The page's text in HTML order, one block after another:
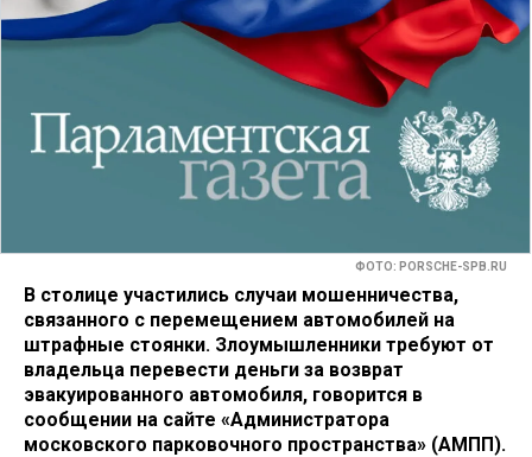
ФОТО: PORSCHE-SPB.RU
В столице участились случаи мошенничества,
связанного с перемещением автомобилей на
штрафные стоянки. Злоумышленники требуют от
владельца перевести деньги за возврат
эвакуированного автомобиля, говорится в
сообщении на сайте «Администратора
московского парковочного пространства» (АМПП).